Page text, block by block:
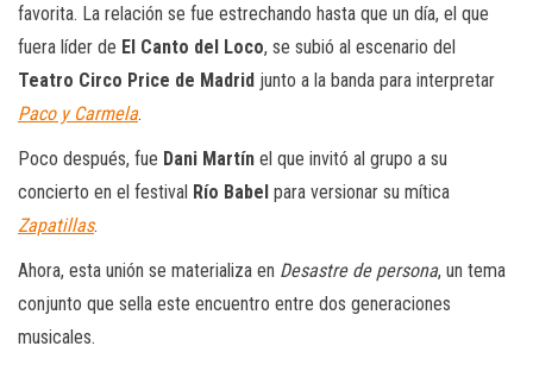
favorita. La relación se fue estrechando hasta que un día, el que
fuera líder de El Canto del Loco, se subió al escenario del
Teatro Circo Price de Madrid junto a la banda para interpretar
Paco y Carmela.
Poco después, fue Dani Martín el que invitó al grupo a su
concierto en el festival Río Babel para versionar su mítica
Zapatillas.
Ahora, esta unión se materializa en Desastre de persona, un tema
conjunto que sella este encuentro entre dos generaciones
musicales.